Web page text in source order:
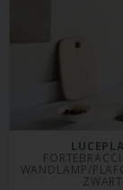
WANDLAMP/
ZWART